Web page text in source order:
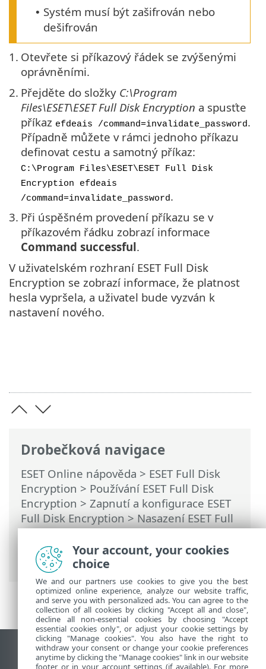
Drobečková navigace
ESET Online nápověda > ESET Full Disk
Encryption > Používání ESET Full Disk
Encryption > Zapnutí a konfigurace ESET
Full Disk Encryption>Nasazení ESET Full
Disk Encryption prostřednictvím
příkazového řádku> Zneplatnění hesla
prostřednictvím příkazového řádku
• Systém musí být zašifrován nebo
dešifrován
1. Otevřete si příkazový řádek se zvýšenými
oprávněními.
2. Přejděte do složky C:\Program
Files\ESET\ESET Full Disk Encryption a spusťte
příkaz efdeais /command=invalidate_password.
Případně můžete v rámci jednoho příkazu
definovat cestu a samotný příkaz:
C:\Program Files\ESET\ESET Full Disk
Encryption efdeais
/command=invalidate_password.
3. Při úspěšném provedení příkazu se v
příkazovém řádku zobrazí informace
Command successful.
V uživatelském rozhraní ESET Full Disk
Encryption se zobrazí informace, že platnost
hesla vypršela, a uživatel bude vyzván k
nastavení nového.
Zobrazit verzi pro počítač
Your account, your cookies
choice
We and our partners use cookies to give you the best
optimized online experience, analyze our website traffic,
and serve you with personalized ads. You can agree to the
collection of all cookies by clicking "Accept all and close",
decline all non-essential cookies by choosing "Accept
essential cookies only", or adjust your cookie settings by
clicking "Manage cookies". You also have the right to
withdraw your consent or change your cookie preferences
anytime by clicking the "Manage cookies" link in our website
footer or in your account settings (if available). For more